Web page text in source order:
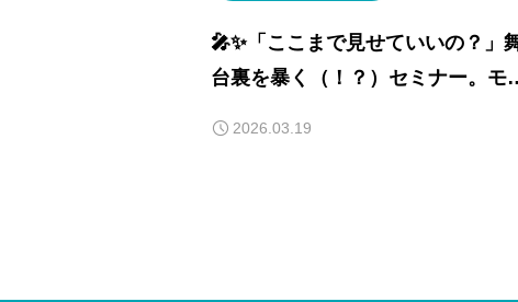
🎤✨「ここまで見せていいの？」
台裏を暴く（！？）セミナー。モ
2026.03.19